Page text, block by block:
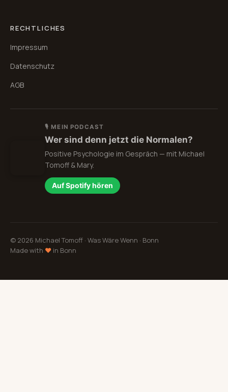
RECHTLICHES
Impressum
Datenschutz
AGB
🎙 MEIN PODCAST
Wer sind denn jetzt die Normalen?
Positive Psychologie im Gespräch — mit Michael
Tomoff & Mary.
Auf Spotify hören
© 2026 Michael Tomoff · Was Wäre Wenn · Bonn
Made with ♥ in Bonn